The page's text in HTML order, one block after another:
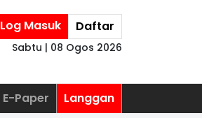
Log Masuk Daftar
Sabtu | 08 Ogos 2026
E-Paper Langgan